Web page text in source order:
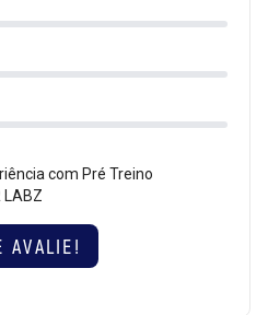
com Pré Treino
LABZ
AVALIE!